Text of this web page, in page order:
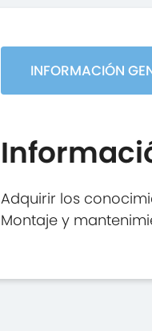
INFORMACIÓN
Adquirir los
Montaje y